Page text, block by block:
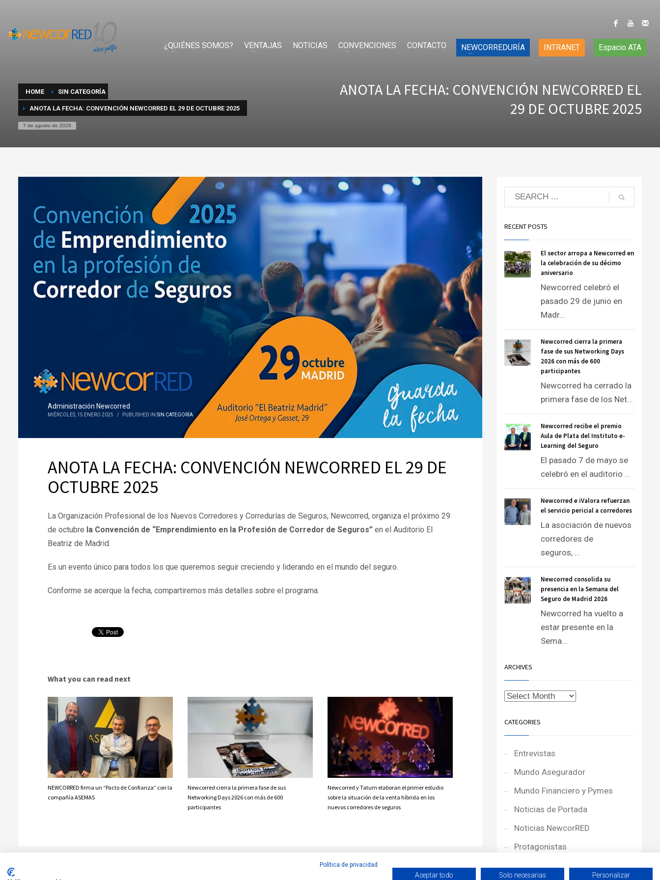
¿QUIÉNES SOMOS? VENTAJAS NOTICIAS CONVENCIONES CONTACTO NEWCORREDURÍA INTRANET Espacio ATA
HOME SIN CATEGORÍA
ANOTA LA FECHA: CONVENCIÓN NEWCORRED EL 29 DE OCTUBRE 2025
7 de agosto de 2026
ANOTA LA FECHA: CONVENCIÓN NEWCORRED EL
29 DE OCTUBRE 2025
Administración Newcorred
MIÉRCOLES, 15 ENERO 2025 / PUBLISHED IN SIN CATEGORÍA
ANOTA LA FECHA: CONVENCIÓN NEWCORRED EL 29 DE
OCTUBRE 2025
La Organización Profesional de los Nuevos Corredores y Corredurías de Seguros, Newcorred, organiza el próximo 29
de octubre la Convención de “Emprendimiento en la Profesión de Corredor de Seguros” en el Auditorio El
Beatriz de Madrid.
Es un evento único para todos los que queremos seguir creciendo y liderando en el mundo del seguro.
Conforme se acerque la fecha, compartiremos más detalles sobre el programa.
What you can read next
NEWCORRED firma un “Pacto de Confianza” con la
compañía ASEMAS
Newcorred cierra la primera fase de sus
Networking Days 2026 con más de 600
participantes
Newcorred y Tatum elaboran el primer estudio
sobre la situación de la venta híbrida en los
nuevos corredores de seguros
RECENT POSTS
El sector arropa a Newcorred en
la celebración de su décimo
aniversario
Newcorred celebró el
pasado 29 de junio en
Madr...
Newcorred cierra la primera
fase de sus Networking Days
2026 con más de 600
participantes
Newcorred ha cerrado la
primera fase de los Net...
Newcorred recibe el premio
Aula de Plata del Instituto e-
Learning del Seguro
El pasado 7 de mayo se
celebró en el auditorio ...
Newcorred e iValora refuerzan
el servicio pericial a corredores
La asociación de nuevos
corredores de
seguros, ...
Newcorred consolida su
presencia en la Semana del
Seguro de Madrid 2026
Newcorred ha vuelto a
estar presente en la
Sema...
ARCHIVES
CATEGORIES
Entrevistas
Mundo Asegurador
Mundo Financiero y Pymes
Noticias de Portada
Noticias NewcorRED
Protagonistas
Reportajes
Política de privacidad
Aceptar todo Solo necesarias Personalizar